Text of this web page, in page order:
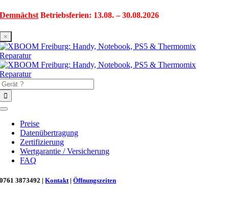
Zum
springen
Demnächst Betriebsferien: 13.08. – 30.08.2026
×
Toggle
Navigation
Preise
Datenübertragung
Zertifizierung
Wertgarantie / Versicherung
FAQ
0761 3873492 |Kontakt |Öffnungszeiten